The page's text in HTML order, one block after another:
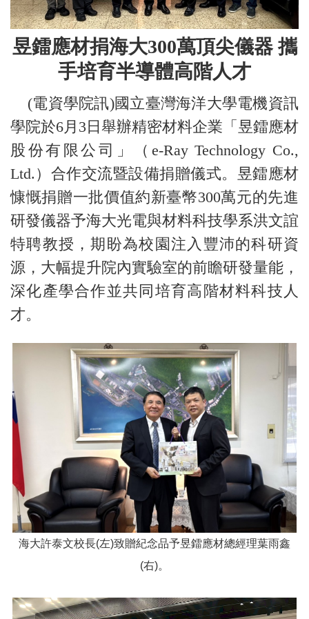
昱鐳應材捐海大300萬頂尖儀器 攜
手培育半導體高階人才
(電資學院訊)國立臺灣海洋大學電機資訊
學院於6月3日舉辦精密材料企業「昱鐳應材
股份有限公司」（e-Ray Technology Co.,
Ltd.）合作交流暨設備捐贈儀式。昱鐳應材
慷慨捐贈一批價值約新臺幣300萬元的先進
研發儀器予海大光電與材料科技學系洪文誼
特聘教授，期盼為校園注入豐沛的科研資
源，大幅提升院內實驗室的前瞻研發量能，
深化產學合作並共同培育高階材料科技人
才。
海大許泰文校長(左)致贈紀念品予昱鐳應材總經理葉雨鑫
(右)。